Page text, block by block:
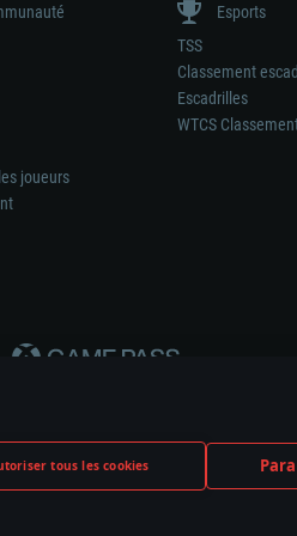
tous les cookies
joueurs
Esports
TSS
Classement
Escadrilles
WTCS
de tout fabricant d’armes ou de véhicule.